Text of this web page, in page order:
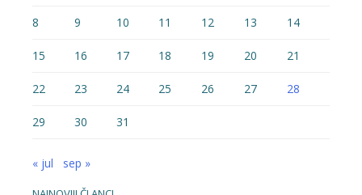
8 9 10 11 12 13 14
15 16 17 18 19 20 21
22 23 24 25 26 27 28
29 30 31
« jul sep »